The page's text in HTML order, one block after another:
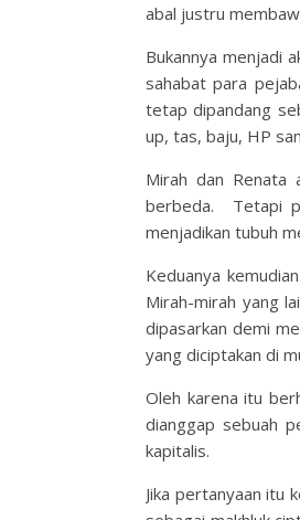
abal justru
Bukannya menjadi
sahabat para
tetap dipandang
up, tas, baju, HP
Mirah dan Renata
berbeda. Tetapi
menjadikan tubuh
Keduanya
Mirah-mirah yang
dipasarkan demi
yang diciptakan di
Oleh karena itu
dianggap sebuah
kapitalis.
Jika pertanyaan itu